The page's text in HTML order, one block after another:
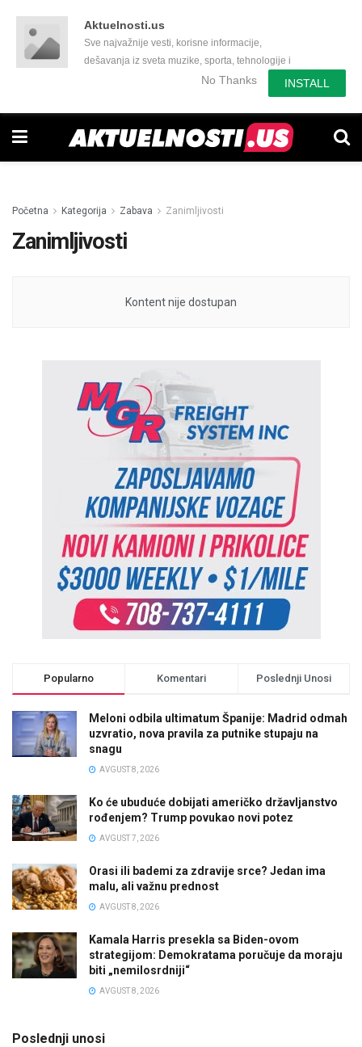
Aktuelnosti.us
Sve najvažnije vesti, korisne informacije,
dešavanja iz sveta muzike, sporta, tehnologije i
još mnogo toga zanimljivog.No Thanks INSTALL
Početna Kategorija Zabava Zanimljivosti
Zanimljivosti
Kontent nije dostupan
Popularno Komentari Poslednji Unosi
Meloni odbila ultimatum Španije: Madrid odmah
uzvratio, nova pravila za putnike stupaju na
snagu
AVGUST 8, 2026
Ko će ubuduće dobijati američko državljanstvo
rođenjem? Trump povukao novi potez
AVGUST 7, 2026
Orasi ili bademi za zdravije srce? Jedan ima
malu, ali važnu prednost
AVGUST 8, 2026
Kamala Harris presekla sa Biden-ovom
strategijom: Demokratama poručuje da moraju
biti „nemilosrdniji“
AVGUST 8, 2026
Poslednji unosi